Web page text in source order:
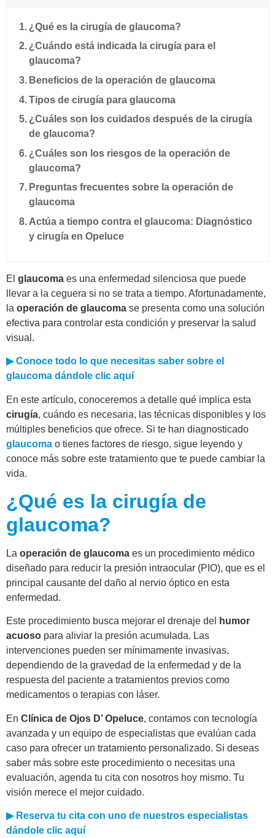
¿Qué es la cirugía de glaucoma?
¿Cuándo está indicada la cirugía para el
glaucoma?
Beneficios de la operación de glaucoma
Tipos de cirugía para glaucoma
¿Cuáles son los cuidados después de la cirugía
de glaucoma?
¿Cuáles son los riesgos de la operación de
glaucoma?
Preguntas frecuentes sobre la operación de
glaucoma
Actúa a tiempo contra el glaucoma: Diagnóstico
y cirugía en Opeluce
El glaucoma es una enfermedad silenciosa que puede
llevar a la ceguera si no se trata a tiempo. Afortunadamente,
la operación de glaucoma se presenta como una solución
efectiva para controlar esta condición y preservar la salud
visual.
▶ Conoce todo lo que necesitas saber sobre el
glaucoma dándole clic aquí
En este artículo, conoceremos a detalle qué implica esta
cirugía, cuándo es necesaria, las técnicas disponibles y los
múltiples beneficios que ofrece. Si te han diagnosticado
glaucoma o tienes factores de riesgo, sigue leyendo y
conoce más sobre este tratamiento que te puede cambiar la
vida.
¿Qué es la cirugía de
glaucoma?
La operación de glaucoma es un procedimiento médico
diseñado para reducir la presión intraocular (PIO), que es el
principal causante del daño al nervio óptico en esta
enfermedad.
Este procedimiento busca mejorar el drenaje del
humor
acuoso para aliviar la presión acumulada. Las
intervenciones pueden ser mínimamente invasivas,
dependiendo de la gravedad de la enfermedad y de la
respuesta del paciente a tratamientos previos como
medicamentos o terapias con láser.
En Clínica de Ojos D’ Opeluce, contamos con tecnología
avanzada y un equipo de especialistas que evalúan cada
caso para ofrecer un tratamiento personalizado. Si deseas
saber más sobre este procedimiento o necesitas una
evaluación, agenda tu cita con nosotros hoy mismo. Tu
visión merece el mejor cuidado.
▶ Reserva tu cita con uno de nuestros especialistas
dándole clic aquí